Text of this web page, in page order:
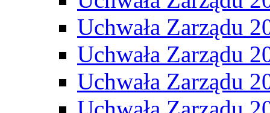
Uchwała Zarządu
Uchwała Zarządu
Uchwała Zarządu